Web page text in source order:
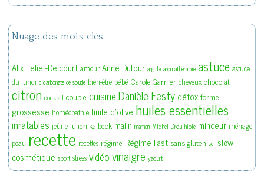
Nuage des mots clés
Alix Lefief-Delcourt amour Anne Dufour argile aromathérapie astuce astuce
du lundi bicarbonate de soude bien-être bébé Carole Garnier cheveux chocolat
citron cocktail couple cuisineDanièle Festy détoxforme
grossesse homéopathie huile d'olive huiles essentielles
inratables jeûne julien kaibeck malin maman Michel Droulhiole minceur ménage
peau recette recettes régime Régime Fast sans gluten sel slow
cosmétique sport stress vidéovinaigre yaourt